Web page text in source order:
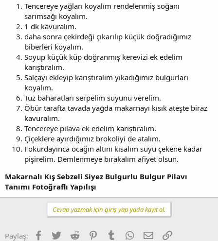
Tencereye yağları koyalım rendelenmiş soğanı
sarımsağı koyalım.
1 dk kavuralım.
daha sonra çekirdeği çıkarılıp küçük doğradığımız
biberleri koyalım.
Soyup küçük küp doğranmış kerevizi ek edelim
karıştıralım.
Salçayı ekleyip karıştıralım yıkadığımız bulgurları
koyalım.
Tuz baharatları serpelim suyunu verelim.
Öbür tarafta tavada yağda makarnayı kısık ateşte biraz
kavuralım.
Tencereye pilava ek edelim karıştıralım.
Çiçeklere ayırdığımız brokoliyi de atalım.
Fokurdayınca ocağın altını kısalım suyu çekene kadar
pişirelim. Demlenmeye bırakalım afiyet olsun.
Makarnalı Kış Sebzeli Siyez Bulgurlu Bulgur Pilavı
Tanımı Fotoğraflı Yapılışı
Cevap yazmak için giriş yap yada kayıt ol.
Paylaş: Facebook
TwitterReddit PinterestTumblrWhatsApp
E-postaLink